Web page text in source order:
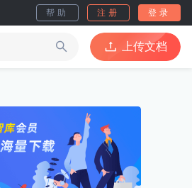
帮助 注册 登录
上传文档